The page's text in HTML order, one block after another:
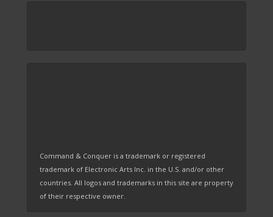
Command & Conquer is a trademark or registered
trademark of Electronic Arts Inc. in the U.S. and/or other
countries. All logos and trademarks in this site are property
of their respective owner.